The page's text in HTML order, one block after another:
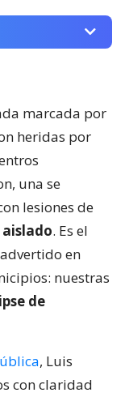
marcada por
heridas por
una se
lesiones de
aislado. Es el
en
nuestras
de
, Luis
con claridad